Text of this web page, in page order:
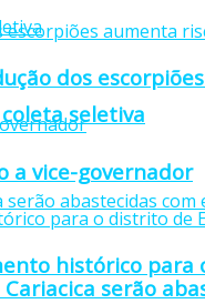
seletiva
serão
dos
a vice-governador
histórico